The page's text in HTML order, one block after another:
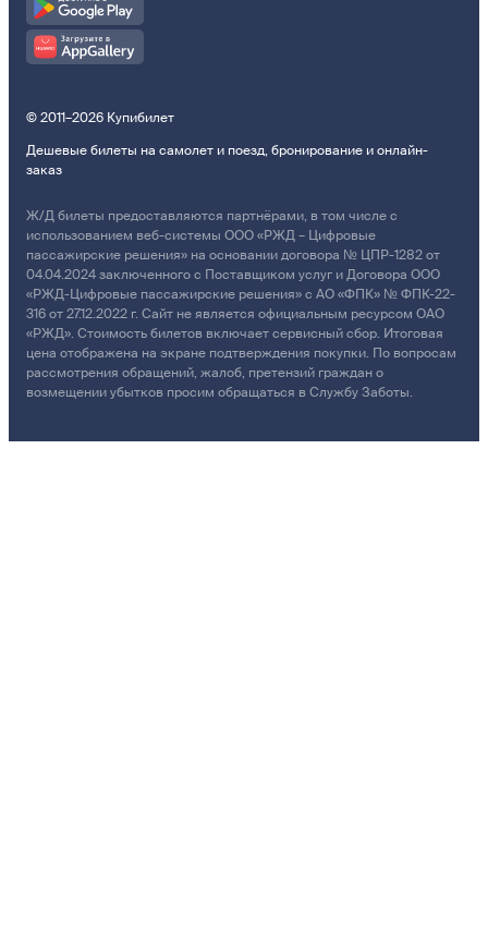
© 2011–2026 Купибилет
Дешевые билеты на самолет и поезд, бронирование и онлайн-
заказ
Ж/Д билеты предоставляются партнёрами, в том числе с
использованием веб-системы ООО «РЖД – Цифровые
пассажирские решения» на основании договора № ЦПР-1282 от
04.04.2024 заключенного с Поставщиком услуг и Договора ООО
«РЖД-Цифровые пассажирские решения» с АО «ФПК» № ФПК-22-
316 от 27.12.2022 г. Сайт не является официальным ресурсом ОАО
«РЖД». Стоимость билетов включает сервисный сбор. Итоговая
цена отображена на экране подтверждения покупки. По вопросам
рассмотрения обращений, жалоб, претензий граждан о
возмещении убытков просим обращаться в Службу Заботы.